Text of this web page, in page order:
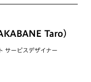
Taro）
サービスデザイナー